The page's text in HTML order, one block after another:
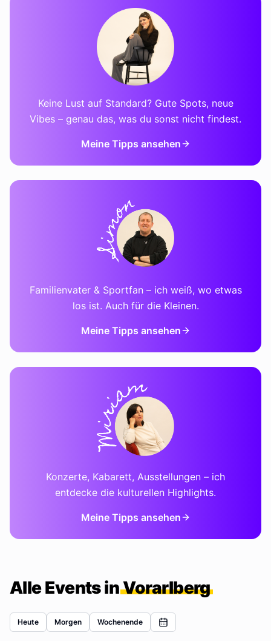
Keine Lust auf Standard? Gute Spots, neue
Vibes – genau das, was du sonst nicht findest.
Meine Tipps ansehen
Familienvater & Sportfan – ich weiß, wo etwas
los ist. Auch für die Kleinen.
Meine Tipps ansehen
Konzerte, Kabarett, Ausstellungen – ich
entdecke die kulturellen Highlights.
Meine Tipps ansehen
Alle Events inVorarlberg
Heute Morgen Wochenende